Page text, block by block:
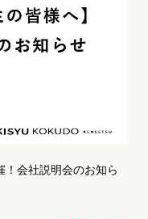
！会社説明会のお知ら